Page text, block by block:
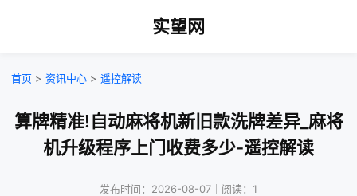
实望网
首页 > 资讯中心 > 遥控解读
算牌精准!自动麻将机新旧款洗牌差异_麻将
机升级程序上门收费多少-遥控解读
发布时间：2026-08-07｜阅读：1